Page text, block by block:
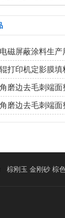
磁屏蔽涂料生产
打印机定影膜填
磨边去毛刺端面
磨边去毛刺端面
棕刚玉 金刚砂 棕